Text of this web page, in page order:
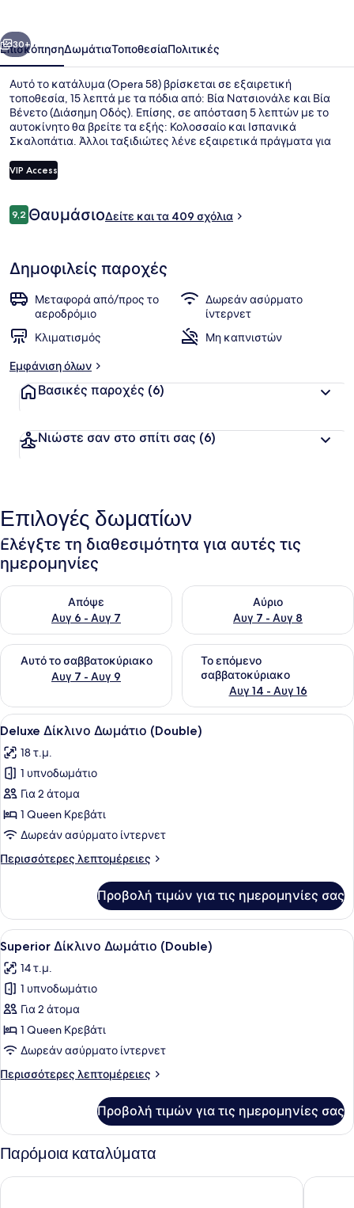
Εξωτερικοί χώροι
Επόμενο
30+
ΕπισκόπησηΔωμάτιαΤοποθεσίαΠολιτικές
Αυτό το κατάλυμα (Opera 58) βρίσκεται σε εξαιρετική
τοποθεσία, 15 λεπτά με τα πόδια από: Βία Νατσιονάλε και Βία
Βένετο (Διάσημη Οδός). Επίσης, σε απόσταση 5 λεπτών με το
αυτοκίνητο θα βρείτε τα εξής: Κολοσσαίο και Ισπανικά
Σκαλοπάτια. Άλλοι ταξιδιώτες λένε εξαιρετικά πράγματα για
κατάλυμα βρίσκεται σε πολύ κοντινή απόσταση με τα πόδια
από τα μέσα μαζικής μεταφοράς: το σημείο επιβίβασης Στάση
επιβίβασης Στάση Τραμ Termini βρίσκεται σε απόσταση 6
λεπτών.
VIP Access
Σχόλια
9,29,2 στα 10
ΘαυμάσιοΔείτε και τα 409 σχόλια
Δημοφιλείς παροχές
Μεταφορά από/προς το
αεροδρόμιο
Δωρεάν ασύρματο
ίντερνετ
Κλιματισμός
Μη καπνιστών
Εμφάνιση όλων
Βασικές παροχές (6)
Νιώστε σαν στο σπίτι σας (6)
Επιλογές δωματίων
Ελέγξτε τη διαθεσιμότητα για αυτές τις
ημερομηνίες
Απόψε
Αυγ 6 - Αυγ 7
Έλεγχος διαθεσιμότητας για απόψε Αυγ 6 - Αυγ 7
Αύριο
Αυγ 7 - Αυγ 8
Έλεγχος διαθεσιμότητας
Αυτό το σαββατοκύριακο
Αυγ 7 - Αυγ 9
Έλεγχος διαθεσιμότητας για αυτό το σαββατοκύριακο
Το επόμενο
σαββατοκύριακο
Αυγ 14 - Αυγ 16
Έλεγχος διαθεσιμότητας
Προβολή
όλων
των
φωτογραφιών
για
Deluxe
Δίκλινο
Δωμάτιο
(Double)
Ένα μοντέρνο υπνοδωμάτιο με
5
Deluxe Δίκλινο Δωμάτιο (Double)
18 τ.μ.
1 υπνοδωμάτιο
Για 2 άτομα
1 Queen Κρεβάτι
Δωρεάν ασύρματο ίντερνετ
Περισσότερες λεπτομέρειες
Περισσότερες
Δίκλινο
Δωμάτιο
(Double)
Προβολή τιμών για τις ημερομηνίες σας
Προβολή
όλων
των
φωτογραφιών
για
Superior
Δίκλινο
Δωμάτιο
(Double)
Ένα δωμάτιο ξενοδοχείου με ένα
20
Superior Δίκλινο Δωμάτιο (Double)
14 τ.μ.
1 υπνοδωμάτιο
Για 2 άτομα
1 Queen Κρεβάτι
Δωρεάν ασύρματο ίντερνετ
Περισσότερες λεπτομέρειες
Περισσότερες
Δίκλινο
Δωμάτιο
(Double)
Προβολή τιμών για τις ημερομηνίες σας
Παρόμοια καταλύματα
Al Viminale Hill Inn & Hotel The